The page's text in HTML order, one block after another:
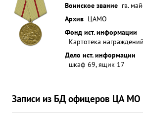
Воинское звание гв.
Архив ЦАМО
Фонд ист. информации
Картотека награждений
Дело ист. информации
шкаф 69, ящик 17
Записи из БД офицеров ЦА